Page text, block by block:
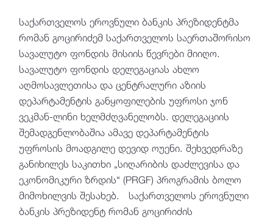
საქართველოს ეროვნული ბანკის პრეზიდენტმა
რომან გოცირიძემ საქართველოს საერთაშორისო
სავალუტო ფონდის მისიის წევრები მიიღო.
სავალუტო ფონდის დელეგაციას ახლო
აღმოსავლეთისა და ცენტრალური აზიის
დეპარტამენტის განყოფილების უფროსი ჯონ
ვეკმან-ლინი ხელმძღვანელობს. დელეგაციის
შემადგენლობაშია ამავე დეპარტამენტის
უფროსის მოადგილე დევიდ ოუენი. შეხვედრაზე
განიხილეს საკითხი „სიღარიბის დაძლევისა და
ეკონომიკური ზრდის“ (PRGF) პროგრამის ბოლო
მიმოხილვის შესახებ. საქართველოს ეროვნული
ბანკის პრეზიდენტ რომან გოცირიძის